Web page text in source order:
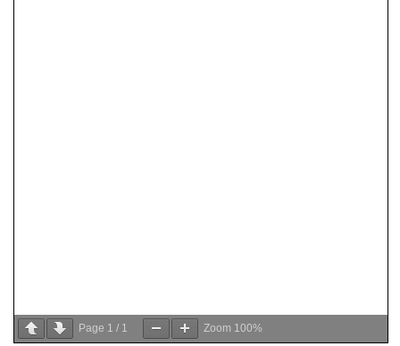
Page 1 / 1 Zoom 100%